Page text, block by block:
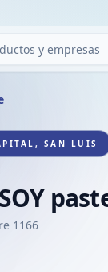
SAN LUIS
1166